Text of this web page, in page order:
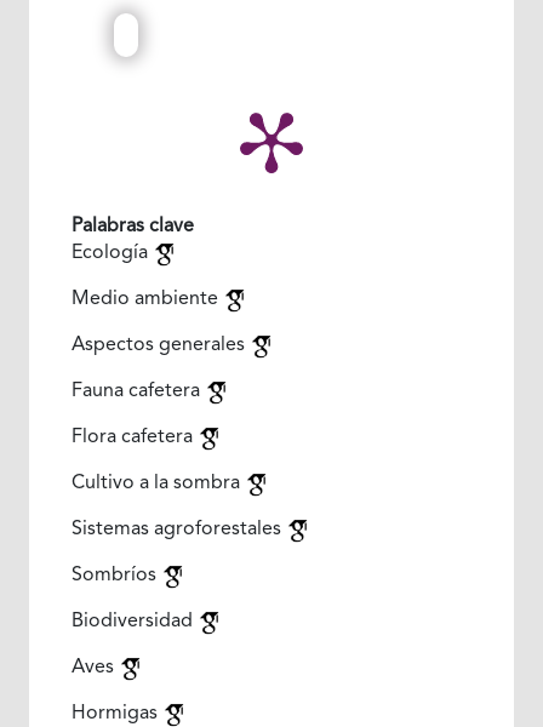
Palabras clave
Ecología
Medio ambiente
Aspectos generales
Fauna cafetera
Flora cafetera
Cultivo a la sombra
Sistemas agroforestales
Sombríos
Biodiversidad
Aves
Hormigas